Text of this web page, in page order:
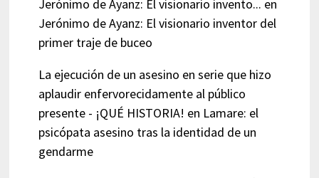
Jerónimo de Ayanz: El visionario invento... en
Jerónimo de Ayanz: El visionario inventor del
primer traje de buceo
La ejecución de un asesino en serie que hizo
aplaudir enfervorecidamente al público
presente - ¡QUÉ HISTORIA! en Lamare: el
psicópata asesino tras la identidad de un
gendarme